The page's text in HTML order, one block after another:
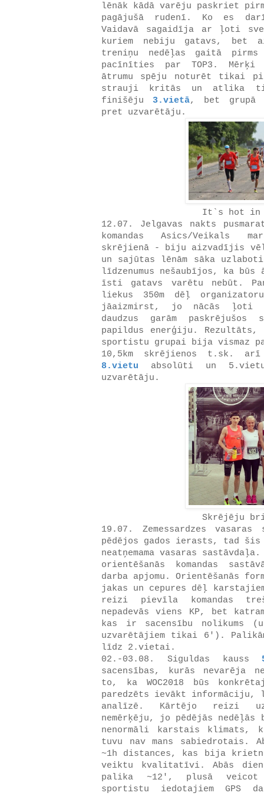
lēnāk kādā varēju paskriet
pagājušā rudenī. Ko es
Vaidavā sagaidīja ar ļoti
kuriem nebiju gatavs, bet
treniņu nedēļas gaitā
pacīnīties par TOP3.
ātrumu spēju noturēt tikai
strauji kritās un atlika
finišēju3.vietā, bet grupā
pret uzvarētāju.
It`s hot in
12.07. Jelgavas nakts
komandas Asics/Veikals
skrējienā - biju aizvadījis
un sajūtas lēnām sāka
līdzenumus nešaubījos, ka
īsti gatavs varētu nebūt.
liekus 350m dēļ
jāaizmirst, jo nācās ļoti
daudzus garām
papildus enerģiju. Rezultāts,
sportistu grupai bija vismaz
10,5km skrējienos t.sk.
8.vietu absolūti un 5.vietu
uzvarētāju.
Skrējēju
19.07. Zemessardzes
pēdējos gados ierasts, tad šis
neatņemama vasaras
orientēšanās komandas
darba apjomu. Orientēšanās
jakas un cepures dēļ
reizi pievīla komandas
nepadevās viens KP, bet
kas ir sacensību nolikums
uzvarētājiem tikai 6').
līdz 2.vietai.
02.-03.08. Siguldas kauss
sacensības, kurās nevarēja
to, ka WOC2018 būs
paredzēts ievākt informāciju,
analīzē. Kārtējo reizi uz
nemērķēju, jo pēdējās
nenormāli karstais klimats,
tuvu nav mans sabiedrotais.
~1h distances, kas bija
veiktu kvalitatīvi. Abās
palika ~12', plusā
sportistu iedotajiem GPS